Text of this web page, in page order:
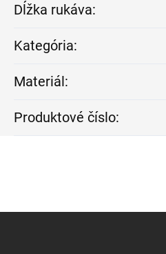
Dĺžka rukáva:
Kategória:
Materiál:
Produktové číslo: